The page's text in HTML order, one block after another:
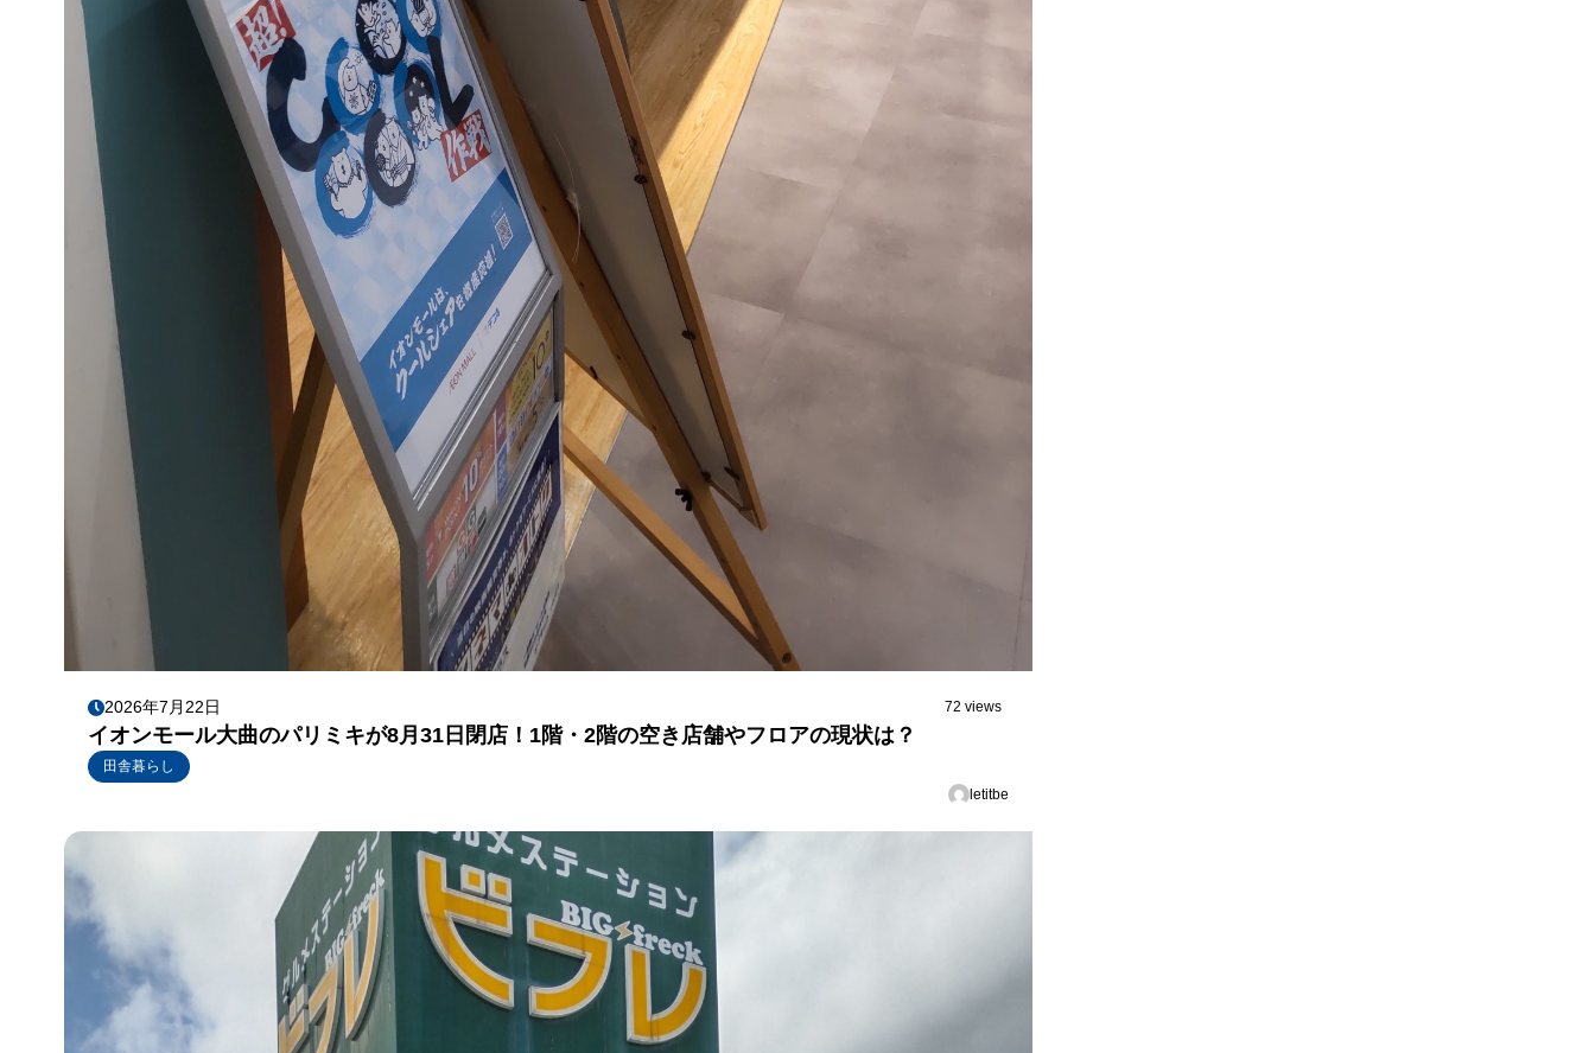
2026年7月22日 72 views
イオンモール大曲のパリミキが8月31日閉店！1階・2階の空き店舗やフロアの現状は？
田舎暮らし
letitbe